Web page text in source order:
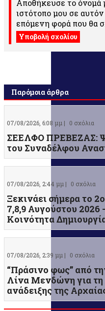
Αποθήκευσε το όνομά
ιστότοπο μου σε
επόμενη φορά που θα
Παρόμοια άρθρα
07/08/2026, 6:08 μμ | 0 σχόλια
ΣΕΕΛΦΟ ΠΡΕΒΕΖΑΣ:
του Συναδέλφου
07/08/2026, 2:44 μμ | 0 σχόλια
Ξεκινάει σήμερα το
7,8,9 Αυγούστου
Κοινότητα
07/08/2026, 2:39 μμ | 0 σχόλια
“Πράσινο φως” από
Λίνα Μενδώνη για τη
ανάδειξης της